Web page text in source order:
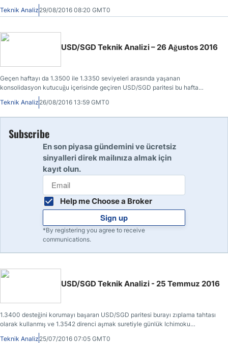
alçalan akım çizgisinin de geçtiği 1.3542 bölgesinde biraz oyalanmış
sonrasında ise desteğe dönüşen 1.3500 bölgesini zıplama tahtası şeklinde
Teknik Analiz 29/08/2016 08:20 GMT0
USD/SGD Teknik Analizi – 26 Ağustos 2016
Geçen haftayı da 1.3500 ile 1.3350 seviyeleri arasında yaşanan
konsolidasyon kutucuğu içerisinde geçiren USD/SGD paritesi bu hafta
içerisinde yukarı yönde bir kırılma gerçekleştirmiş ve ilk durağı olan 1.3542
direncine erişmiştir.
Teknik Analiz 26/08/2016 13:59 GMT0
Subscribe
En son piyasa gündemini ve ücretsiz
sinyalleri direk mailınıza almak için
kayıt olun.
Help me Choose a Broker
Sign up
*By registering you agree to receive
communications.
USD/SGD Teknik Analizi - 25 Temmuz 2016
1.3400 desteğini korumayı başaran USD/SGD paritesi burayı zıplama tahtası
olarak kullanmış ve 1.3542 direnci aşmak suretiyle günlük Ichimoku
bulutunun ikamet ettiği 1.3614-1.3596 barikatına erişmiştir.
Teknik Analiz 25/07/2016 07:05 GMT0